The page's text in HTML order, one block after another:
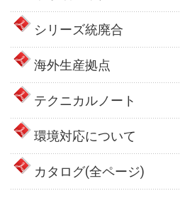
シリーズ統廃合
海外生産拠点
テクニカルノート
環境対応について
カタログ(全ページ)